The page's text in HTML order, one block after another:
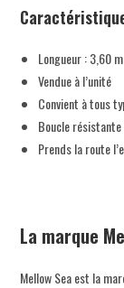
Longueur : 3,60 m
Vendue à l’unité
Convient à tous
Boucle
Prends la route
La marque
Mellow Sea est la